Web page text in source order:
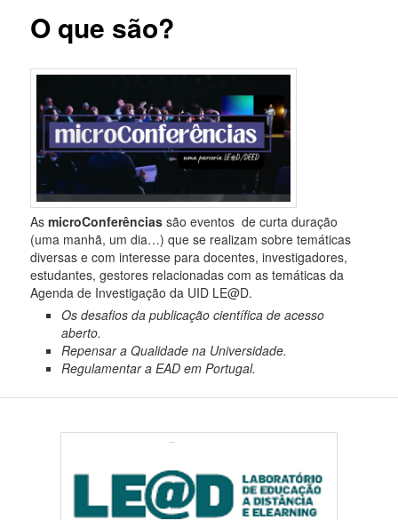
O que são?
AsmicroConferências são eventos de curta duração
(uma manhã, um dia…) que se realizam sobre temáticas
diversas e com interesse para docentes, investigadores,
estudantes, gestores relacionadas com as temáticas da
Agenda de Investigação da UID LE@D.
Os desafios da publicação científica de acesso
aberto.
Repensar a Qualidade na Universidade.
Regulamentar a EAD em Portugal.